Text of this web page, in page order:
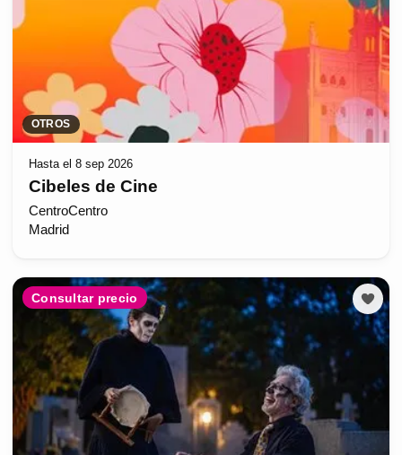
OTROS
Hasta el 8 sep 2026
Cibeles de Cine
CentroCentro
Madrid
Consultar precio